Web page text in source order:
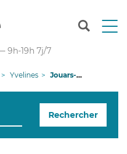
T
n
g
9h-19h 7j/7
Yvelines Jouars-Pontchartrain
Rechercher